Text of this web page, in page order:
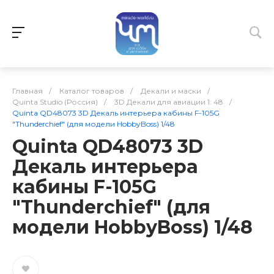
Главная / Каталог товаров / Декали и маски
/
Quinta Studio (Россия)
/ 3D Декали для авиации 1: 48
/
Quinta QD48073 3D Декаль интерьера кабины F-105G
"Thunderchief" (для модели HobbyBoss) 1/48
Quinta QD48073 3D
Декаль интерьера
кабины F-105G
"Thunderchief" (для
модели HobbyBoss) 1/48